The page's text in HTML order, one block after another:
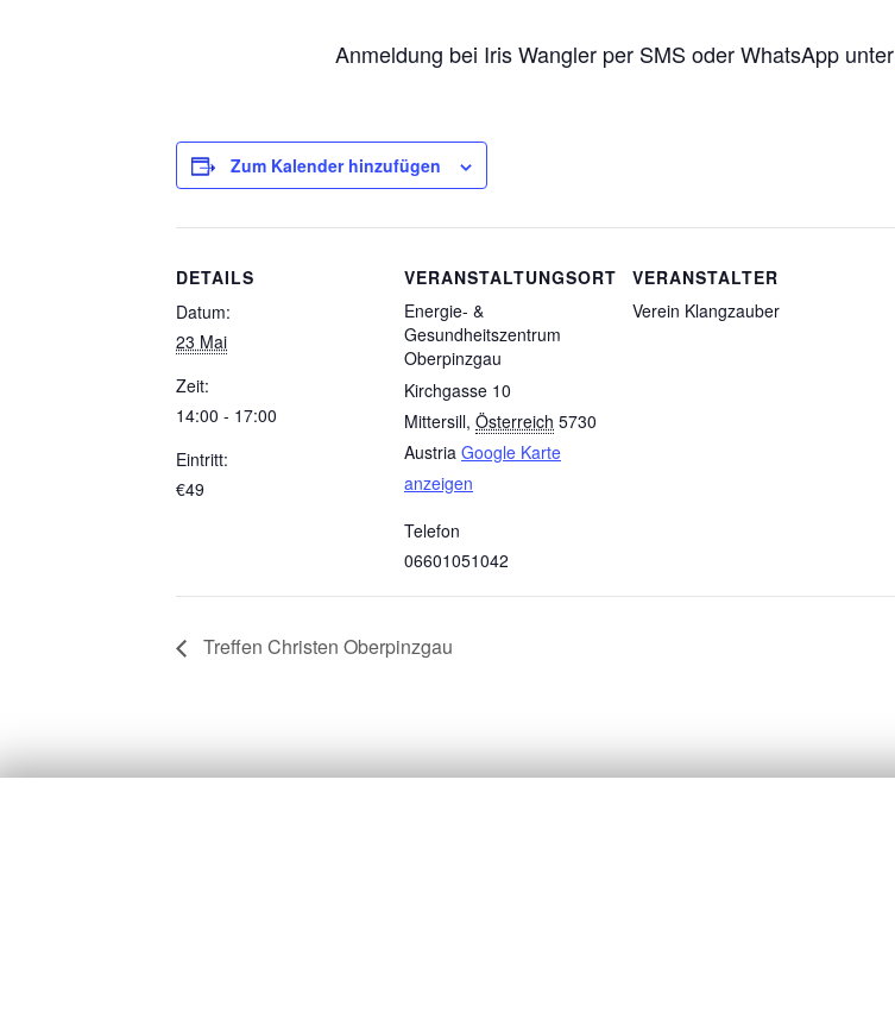
Anmeldung bei Iris Wangler per SMS oder WhatsApp unter
Zum Kalender hinzufügen
DETAILS
Datum:
23 Mai
Zeit:
14:00 - 17:00
Eintritt:
€49
VERANSTALTUNGSORT
Energie- &
Gesundheitszentrum
Oberpinzgau
Kirchgasse 10
Mittersill, Österreich 5730
Austria Google Karte
anzeigen
Telefon
06601051042
VERANSTALTER
Verein Klangzauber
Treffen Christen Oberpinzgau